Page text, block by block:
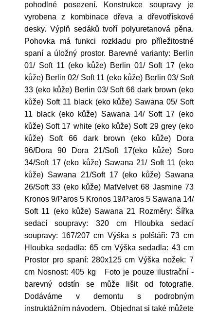
pohodlné posezení. Konstrukce soupravy je
vyrobena z kombinace dřeva a dřevotřískové
desky. Výplň sedáků tvoří polyuretanová pěna.
Pohovka má funkci rozkladu pro příležitostné
spaní a úložný prostor. Barevné varianty: Berlin
01/ Soft 11 (eko kůže) Berlin 01/ Soft 17 (eko
kůže) Berlin 02/ Soft 11 (eko kůže) Berlin 03/ Soft
33 (eko kůže) Berlin 03/ Soft 66 dark brown (eko
kůže) Soft 11 black (eko kůže) Sawana 05/ Soft
11 black (eko kůže) Sawana 14/ Soft 17 (eko
kůže) Soft 17 white (eko kůže) Soft 29 grey (eko
kůže) Soft 66 dark brown (eko kůže) Dora
96/Dora 90 Dora 21/Soft 17(eko kůže) Soro
34/Soft 17 (eko kůže) Sawana 21/ Soft 11 (eko
kůže) Sawana 21/Soft 17 (eko kůže) Sawana
26/Soft 33 (eko kůže) MatVelvet 68 Jasmine 73
Kronos 9/Paros 5 Kronos 19/Paros 5 Sawana 14/
Soft 11 (eko kůže) Sawana 21 Rozměry: Šířka
sedací soupravy: 320 cm Hloubka sedací
soupravy: 167/207 cm Výška s polštáři: 73 cm
Hloubka sedadla: 65 cm Výška sedadla: 43 cm
Prostor pro spaní: 280x125 cm Výška nožek: 7
cm Nosnost: 405 kg Foto je pouze ilustrační -
barevný odstín se může lišit od fotografie.
Dodáváme v demontu s podrobným
instruktážním návodem. Objednat si také můžete